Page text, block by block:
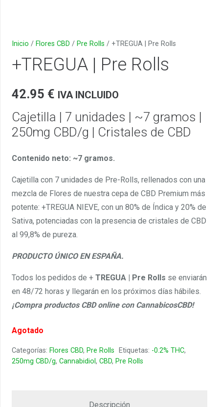
Inicio / Flores CBD / Pre Rolls / +TREGUA | Pre Rolls
+TREGUA | Pre Rolls
42.95 € IVA INCLUIDO
Cajetilla | 7 unidades | ~7 gramos |
250mg CBD/g | Cristales de CBD
Contenido neto: ~7 gramos.
Cajetilla con 7 unidades de Pre-Rolls, rellenados con una
mezcla de Flores de nuestra cepa de CBD Premium más
potente: +TREGUA NIEVE, con un 80% de Índica y 20% de
Sativa, potenciadas con la presencia de cristales de CBD
al 99,8% de pureza.
PRODUCTO ÚNICO EN ESPAÑA.
Todos los pedidos de + TREGUA | Pre Rolls se enviarán
en 48/72 horas y llegarán en los próximos días hábiles.
¡Compra productos CBD online con CannabicosCBD!
Agotado
Categorías: Flores CBD, Pre Rolls Etiquetas: -0.2% THC,
250mg CBD/g, Cannabidiol , CBD, Pre Rolls
Descripción